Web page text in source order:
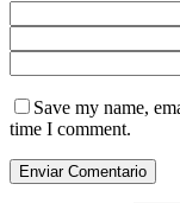
Save my name,
time I comment.